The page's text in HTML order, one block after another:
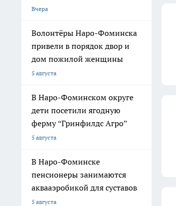
Вчера
Волонтёры Наро-Фоминска
привели в порядок двор и
дом пожилой женщины
5 августа
В Наро-Фоминском округе
дети посетили ягодную
ферму “Гринфилдс Агро”
5 августа
В Наро-Фоминске
пенсионеры занимаются
аквааэробикой для суставов
5 августа